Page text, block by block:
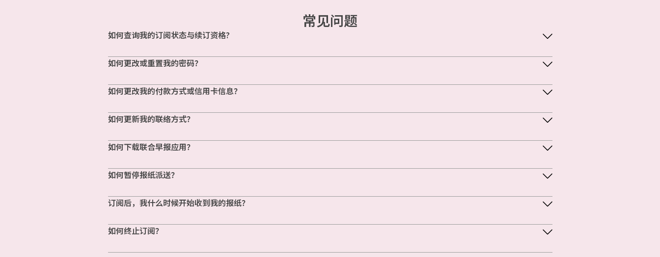
常见问题
如何查询我的订阅状态与续订资格?
如何更改或重置我的密码？
如何更改我的付款方式或信用卡信息？
如何更新我的联络方式？
如何下载联合早报应用？
如何暂停报纸派送？
订阅后，我什么时候开始收到我的报纸？
如何终止订阅？